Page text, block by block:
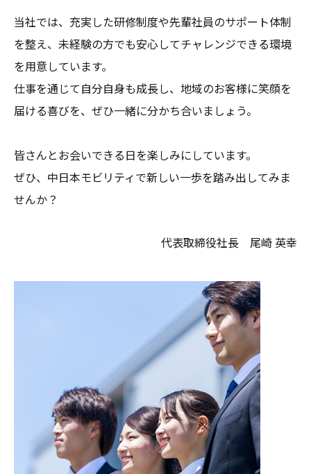
当社では、充実した研修制度や先輩社員のサポート体制
を整え、未経験の方でも安心してチャレンジできる環境
を用意しています。
仕事を通じて自分自身も成長し、地域のお客様に笑顔を
届ける喜びを、ぜひ一緒に分かち合いましょう。
皆さんとお会いできる日を楽しみにしています。
ぜひ、中日本モビリティで新しい一歩を踏み出してみま
せんか？
代表取締役社長 尾崎 英幸